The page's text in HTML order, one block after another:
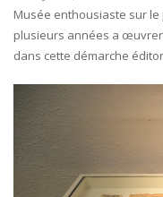
Musée enthousiaste sur
plusieurs années a
dans cette démarche